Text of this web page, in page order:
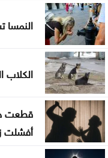
تعميم بفرض رسوم
إنجازات التنمية
النمسا
الكلاب
قطعت
أفشلت